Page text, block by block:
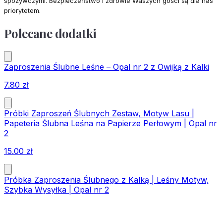
priorytetem.
Polecane dodatki
Zaproszenia Ślubne Leśne – Opal nr 2 z Owijką z Kalki
7.80 zł
Próbki Zaproszeń Ślubnych Zestaw, Motyw Lasu |
Papeteria Ślubna Leśna na Papierze Perłowym | Opal nr
2
15.00 zł
Próbka Zaproszenia Ślubnego z Kalką | Leśny Motyw,
Szybka Wysyłka | Opal nr 2